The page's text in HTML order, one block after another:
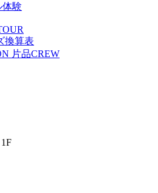
験
換算表
片品CREW